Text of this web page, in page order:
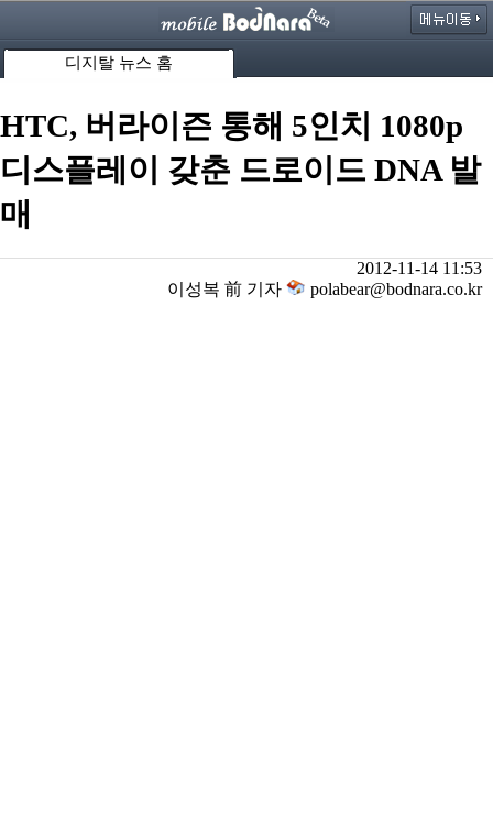
디지탈 뉴스 홈
HTC, 버라이즌 통해 5인치 1080p
디스플레이 갖춘 드로이드 DNA 발
매
2012-11-14 11:53
이성복 前 기자
polabear@bodnara.co.kr